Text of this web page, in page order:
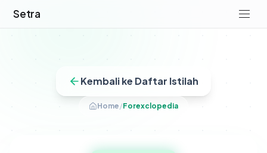
Setra
Kembali ke Daftar Istilah
Home/Forexclopedia